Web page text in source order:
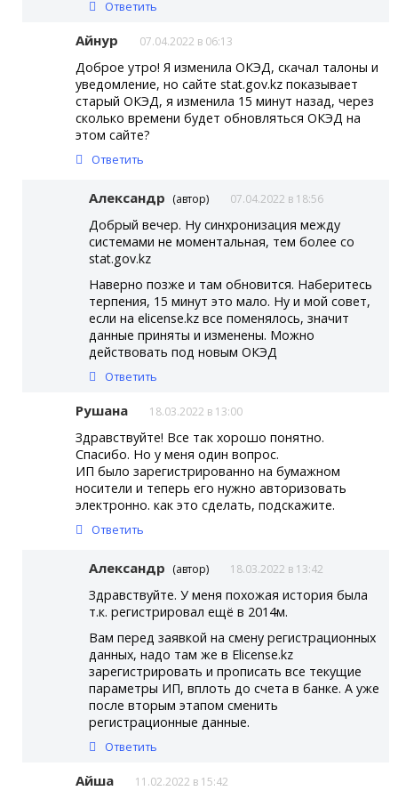
Ответить
Айнур 07.04.2022 в 06:13
Доброе утро! Я изменила ОКЭД, скачал талоны и
уведомление, но сайте stat.gov.kz показывает
старый ОКЭД, я изменила 15 минут назад, через
сколько времени будет обновляться ОКЭД на
этом сайте?
Ответить
Александр (автор) 07.04.2022 в 18:56
Добрый вечер. Ну синхронизация между
системами не моментальная, тем более со
stat.gov.kz
Наверно позже и там обновится. Наберитесь
терпения, 15 минут это мало. Ну и мой совет,
если на elicense.kz все поменялось, значит
данные приняты и изменены. Можно
действовать под новым ОКЭД
Ответить
Рушана 18.03.2022 в 13:00
Здравствуйте! Все так хорошо понятно.
Спасибо. Но у меня один вопрос.
ИП было зарегистрированно на бумажном
носители и теперь его нужно авторизовать
электронно. как это сделать, подскажите.
Ответить
Александр (автор) 18.03.2022 в 13:42
Здравствуйте. У меня похожая история была
т.к. регистрировал ещё в 2014м.
Вам перед заявкой на смену регистрационных
данных, надо там же в Elicense.kz
зарегистрировать и прописать все текущие
параметры ИП, вплоть до счета в банке. А уже
после вторым этапом сменить
регистрационные данные.
Ответить
Айша 11.02.2022 в 15:42